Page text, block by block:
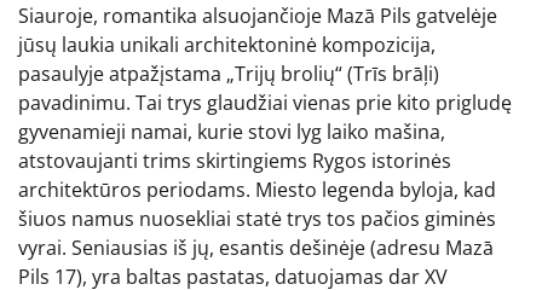
Siauroje, romantika alsuojančioje Mazā Pils gatvelėje
jūsų laukia unikali architektoninė kompozicija,
pasaulyje atpažįstama „Trijų brolių“ (Trīs brāļi)
pavadinimu. Tai trys glaudžiai vienas prie kito prigludę
gyvenamieji namai, kurie stovi lyg laiko mašina,
atstovaujanti trims skirtingiems Rygos istorinės
architektūros periodams. Miesto legenda byloja, kad
šiuos namus nuosekliai statė trys tos pačios giminės
vyrai. Seniausias iš jų, esantis dešinėje (adresu Mazā
Pils 17), yra baltas pastatas, datuojamas dar XV